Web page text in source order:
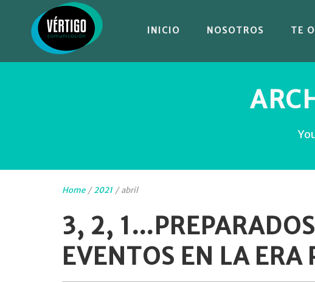
INICIO NOSOTROS TE
Home /2021 /abril
3, 2,
EVENTOS EN LA ERA